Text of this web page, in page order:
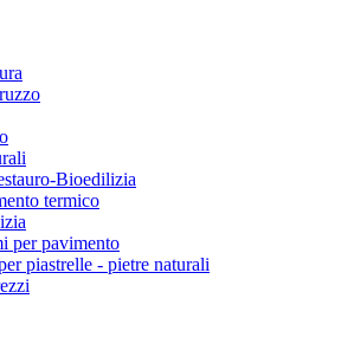
Bioedilizia
termico
per pavimento
piastrelle - pietre naturali